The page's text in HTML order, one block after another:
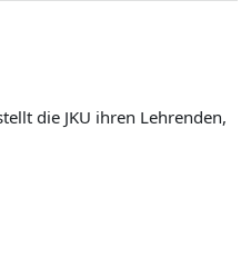
die JKU ihren Lehrenden,